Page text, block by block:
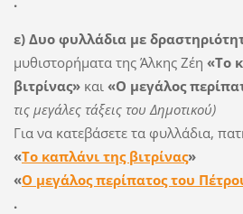
ε) Δυο φυλλάδια με
μυθιστορήματα της Άλκης Ζέη «Το
βιτρίνας» και«Ο μεγάλος
τις μεγάλες τάξεις του Δημοτικού)
Για να κατεβάσετε τα φυλλάδια,
«Το καπλάνι της βιτρίνας»
«Ο μεγάλος περίπατος του
.